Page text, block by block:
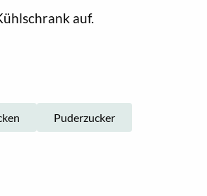
auf.
Puderzucker